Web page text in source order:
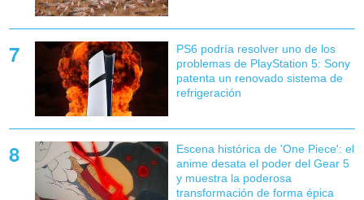
PS6 podría resolver uno de los
problemas de PlayStation 5: Sony
patenta un renovado sistema de
refrigeración
Escena histórica de 'One Piece': el
anime desata el poder del Gear 5
y muestra la poderosa
transformación de forma épica